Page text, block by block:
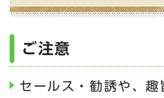
ご注意
セールス・勧誘や、